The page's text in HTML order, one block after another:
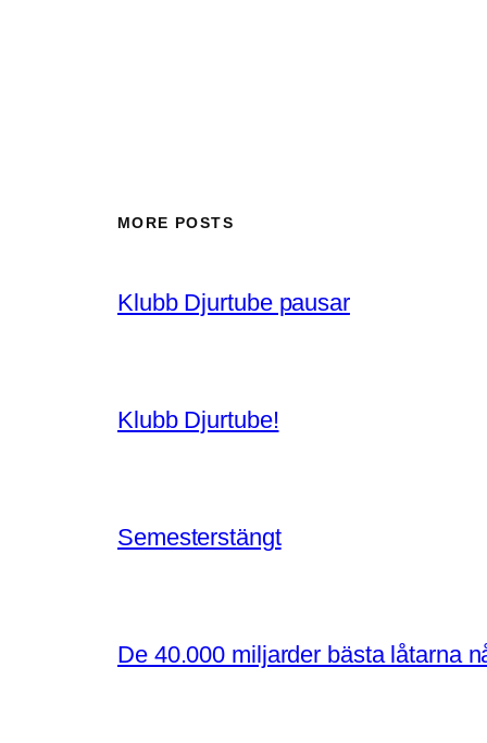
MORE POSTS
Klubb Djurtube pausar
Klubb Djurtube!
Semesterstängt
De 40.000 miljarder bästa låtarna